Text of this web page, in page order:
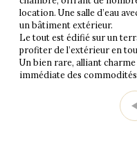
location. Une salle d’eau
un bâtiment extérieur.
Le tout est édifié sur un
profiter de l’extérieur en
Un bien rare, alliant
immédiate des commodités